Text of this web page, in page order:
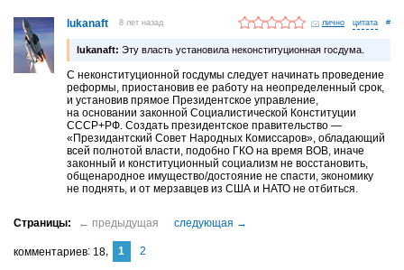
lukanaft 8 лет назад лично #
lukanaft: Эту власть установила неконституционная госдума.
С неконституционной госдумы следует начинать проведение
реформы, приостановив ее работу на неопределенный срок,
и установив прямое Президентское управление,
на основании законной Социалистической Конституции
СССР+РФ. Создать президентское правительство —
«Президантский Совет Народных Комиссаров», обладающий
всей полнотой власти, подобно ГКО на время ВОВ, иначе
законный и конституционный социализм не восстановить,
общенародное имущество/достояние не спасти, экономику
не поднять, и от мерзавцев из США и НАТО не отбиться.
комментариев 18 1 2